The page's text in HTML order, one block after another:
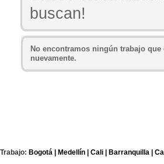
buscan!
No encontramos ningún trabajo
nuevamente.
Trabajo: Bogotá | Medellín | Cali | Barranquilla |